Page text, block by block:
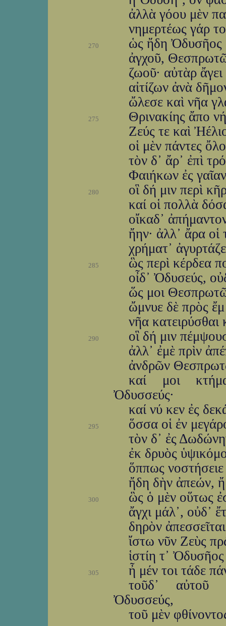
ἀλλὰ γόου μὲν
νημερτέως γάρ
270
ὡς ἤδη Ὀδυσῆος
ἀγχοῦ,
ζωοῦ· αὐτὰρ
αἰτίζων ἀνὰ
ὤλεσε καὶ νῆα
275
Θρινακίης ἄπο
Ζεύς τε καὶ
οἱ μὲν πάντες
τὸν δ᾽ ἄρ᾽ ἐπὶ
Φαιήκων ἐς
280
οἳ δή μιν περὶ
καί οἱ πολλὰ
οἴκαδ᾽
ἤην· ἀλλ᾽ ἄρα οἱ
χρήματ᾽
285
ὣς περὶ κέρδεα
οἶδ᾽ Ὀδυσεύς,
ὥς μοι
ὤμνυε δὲ πρὸς
νῆα κατειρύσθαι
290
οἳ δή μιν
ἀλλ᾽ ἐμὲ πρὶν
ἀνδρῶν
καί μοι
Ὀδυσσεύς·
καί νύ κεν ἐς
295
ὅσσα οἱ ἐν
τὸν δ᾽ ἐς
ἐκ δρυὸς
ὅππως νοστήσειε
ἤδη δὴν ἀπεών,
300
ὣς ὁ μὲν οὕτως
ἄγχι μάλ᾽, οὐδ᾽
δηρὸν
ἴστω νῦν Ζεὺς
ἱστίη τ᾽
305
ἦ μέν τοι τάδε
τοῦδ᾽ αὐτοῦ
Ὀδυσσεύς,
τοῦ μὲν